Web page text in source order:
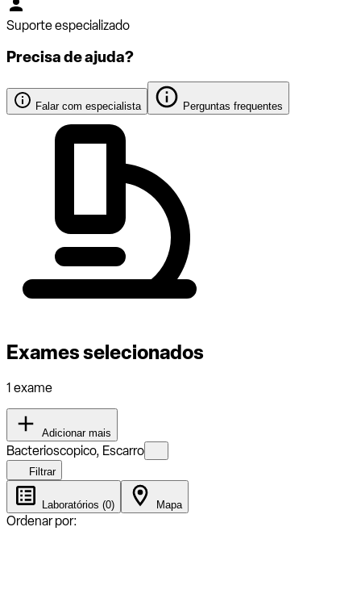
Suporte especializado
Precisa de ajuda?
Falar com especialista Perguntas frequentes
Exames selecionados
1 exame
Adicionar mais
Bacterioscopico, Escarro
Filtrar
Laboratórios (0) Mapa
Ordenar por: